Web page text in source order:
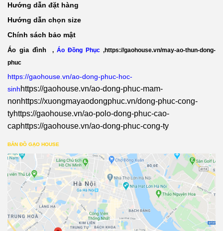
Hướng dẫn đặt hàng
Hướng dẫn chọn size
Chính sách bảo mật
Áo gia đình , Áo Đồng Phục ,https://gaohouse.vn/may-ao-thun-dong-
phuc
https://gaohouse.vn/ao-dong-phuc-hoc-
sinhhttps://gaohouse.vn/ao-dong-phuc-mam-
nonhttps://xuongmayaodongphuc.vn/dong-phuc-cong-
tyhttps://gaohouse.vn/ao-polo-dong-phuc-cao-
caphttps://gaohouse.vn/ao-dong-phuc-cong-ty
BẢN ĐỒ GẠO HOUSE